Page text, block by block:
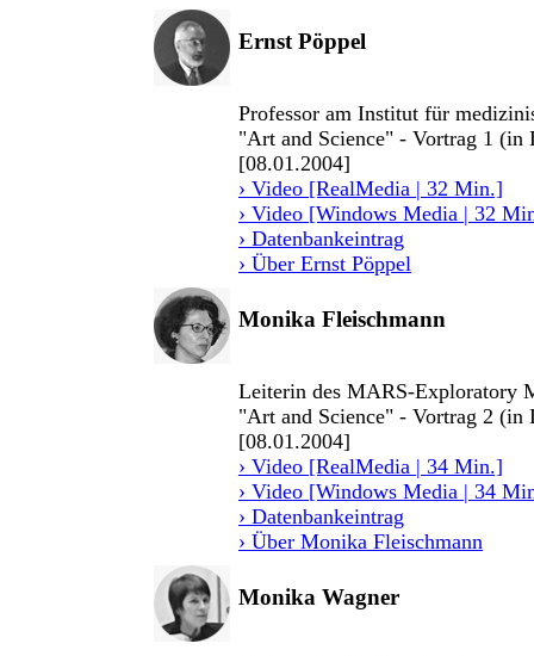
Ernst Pöppel
Professor am Institut für
"Art and Science" - Vortrag 1 (in
[08.01.2004]
› Video [RealMedia | 32 Min.]
› Video [Windows Media | 32
› Datenbankeintrag
› Über Ernst Pöppel
Monika Fleischmann
Leiterin des MARS-Exploratory
"Art and Science" - Vortrag 2 (in
[08.01.2004]
› Video [RealMedia | 34 Min.]
› Video [Windows Media | 34
› Datenbankeintrag
› Über Monika Fleischmann
Monika Wagner